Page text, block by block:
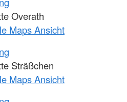
Overath
Maps Ansicht
Sträßchen
Maps Ansicht